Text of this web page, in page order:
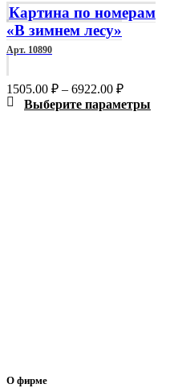
Картина по номерам
«В зимнем лесу»
Арт. 10890
1505.00 ₽ – 6922.00 ₽Диапазон
цен:
Выберите параметры
О фирме